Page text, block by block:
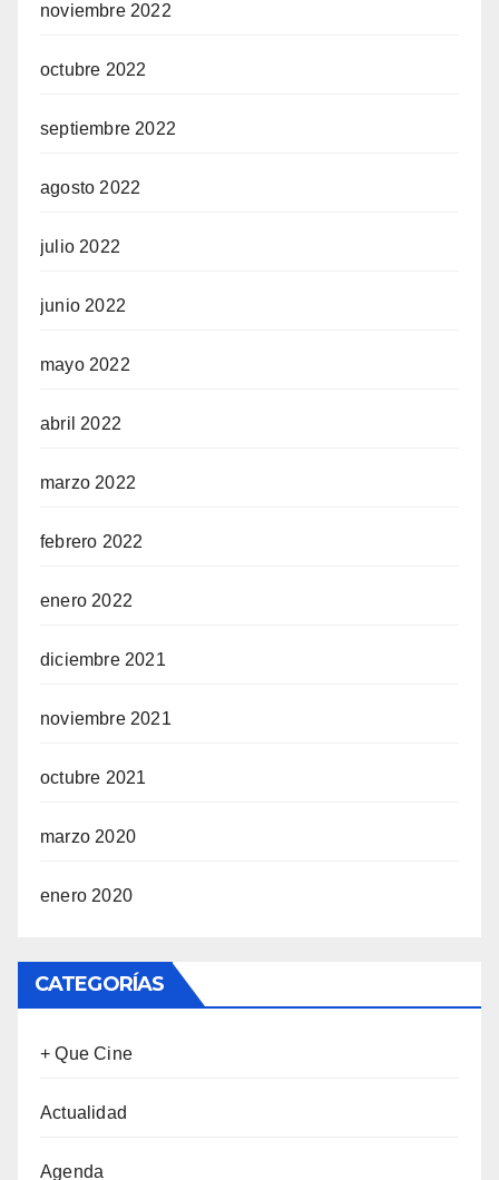
noviembre 2022
octubre 2022
septiembre 2022
agosto 2022
julio 2022
junio 2022
mayo 2022
abril 2022
marzo 2022
febrero 2022
enero 2022
diciembre 2021
noviembre 2021
octubre 2021
marzo 2020
enero 2020
CATEGORÍAS
+ Que Cine
Actualidad
Agenda